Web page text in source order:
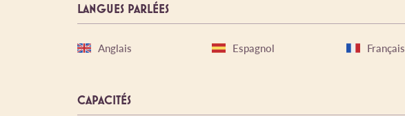
LANGUES PARLÉES
Anglais Espagnol Français
CAPACITÉS